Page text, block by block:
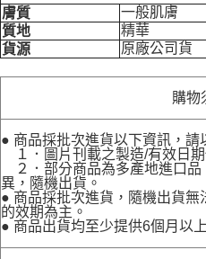
膚質
一般肌膚
質地
精華
貨源
原廠公司貨
購物
● 商品採批次進貨以下資訊，請
１．圖片刊載之製造/有效日期
２．部分商品為多產地進口品
異，隨機出貨。
● 商品採批次進貨，隨機出貨
的效期為主。
● 商品出貨均至少提供6個月以